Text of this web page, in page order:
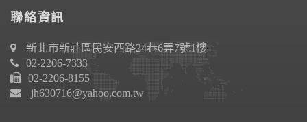
聯絡資訊
新北市新莊區民安西路24巷6弄7號1樓
02-2206-7333
02-2206-8155
jh630716@yahoo.com.tw